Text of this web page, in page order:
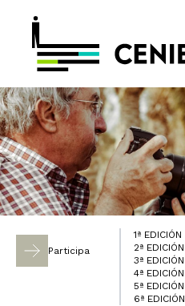
Participa
1ª EDICIÓN
2ª EDICIÓN
3ª EDICIÓN
4ª EDICIÓN
5ª EDICIÓN
6ª EDICIÓN